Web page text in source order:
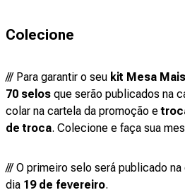
Colecione
/// Para garantir o seu kit Mesa
70 selos que serão publicados na
colar na cartela da promoção e
de troca. Colecione e faça sua
/// O primeiro selo será publicado
dia 19 de fevereiro.